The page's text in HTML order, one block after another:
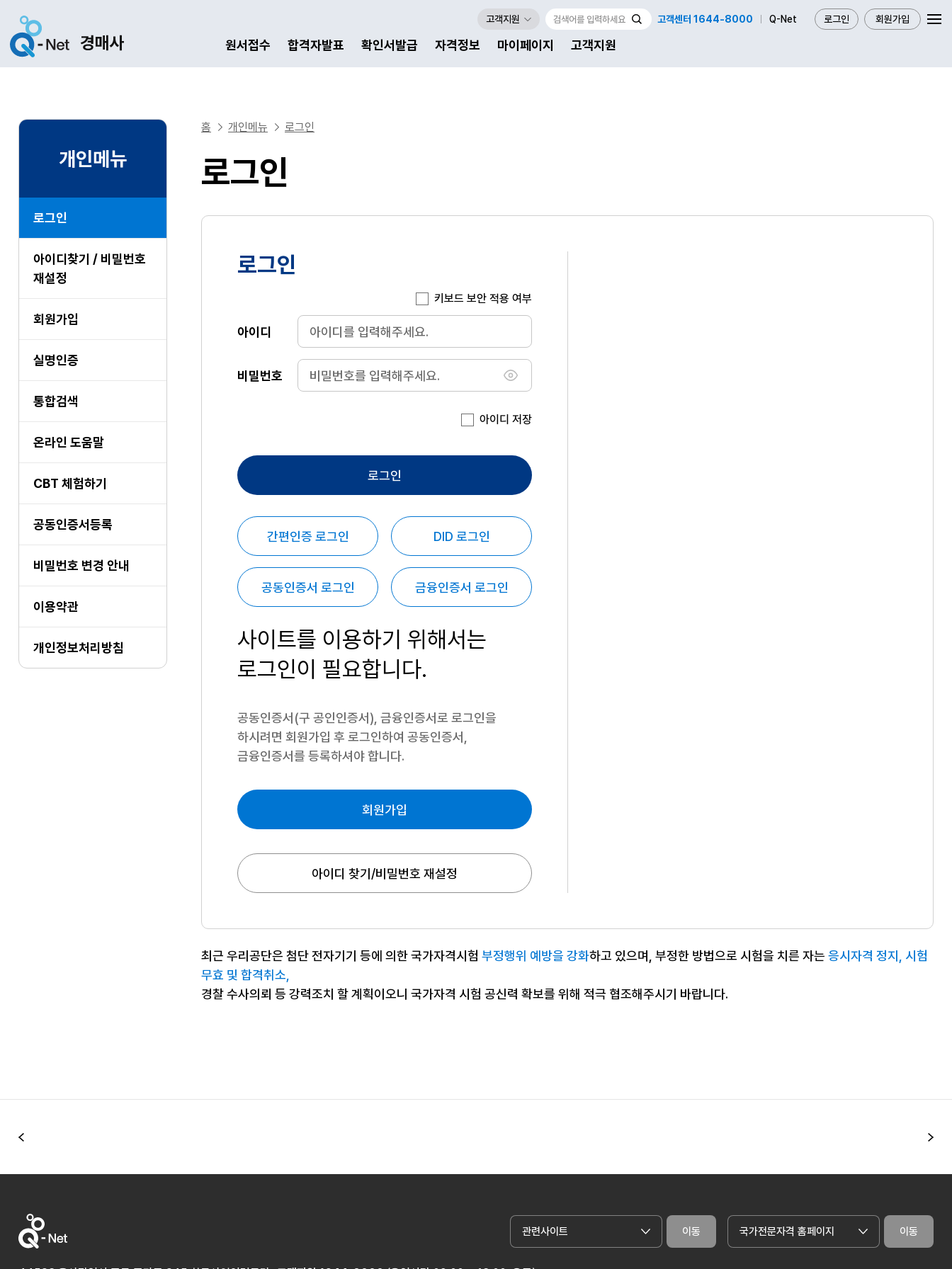
원서접수 합격자발표 확인서발급 자격정보 마이페이지 고객지원
로그인 회원가입
고객센터 1644-8000 Q-Net
고객지원
개인메뉴
로그인
아이디찾기 / 비밀번호
재설정
회원가입
실명인증
통합검색
온라인 도움말
CBT 체험하기
공동인증서등록
비밀번호 변경 안내
이용약관
개인정보처리방침
홈 개인메뉴 로그인
로그인
로그인
키보드 보안 적용 여부
아이디
비밀번호
아이디 저장
로그인
간편인증 로그인 DID 로그인
공동인증서 로그인 금융인증서 로그인
사이트를 이용하기 위해서는
로그인이 필요합니다.
공동인증서(구 공인인증서), 금융인증서로 로그인을
하시려면 회원가입 후 로그인하여 공동인증서,
금융인증서를 등록하셔야 합니다.
회원가입
아이디 찾기/비밀번호 재설정
최근 우리공단은 첨단 전자기기 등에 의한 국가자격시험 부정행위 예방을 강화하고 있으며, 부정한 방법으로 시험을 치른 자는 응시자격 정지, 시험
무효 및 합격취소,
경찰 수사의뢰 등 강력조치 할 계획이오니 국가자격 시험 공신력 확보를 위해 적극 협조해주시기 바랍니다.
관련사이트 이동 국가전문자격 홈페이지 이동